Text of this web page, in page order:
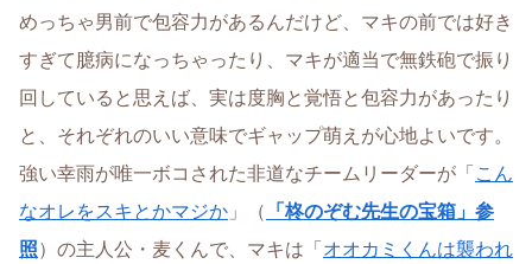
めっちゃ男前で包容力があるんだけど、マキの前では好き
すぎて臆病になっちゃったり、マキが適当で無鉄砲で振り
回していると思えば、実は度胸と覚悟と包容力があったり
と、それぞれのいい意味でギャップ萌えが心地よいです。
強い幸雨が唯一ボコされた非道なチームリーダーが「 こん
なオレをスキとかマジか 」（
「柊のぞむ先生の宝箱」参
照）の主人公・麦くんで、マキは「 オオカミくんは襲われ